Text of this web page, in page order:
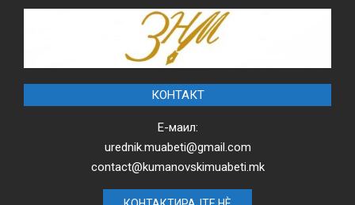
КОНТАКТ
Е-маил:
urednik.muabeti@gmail.com
contact@kumanovskimuabeti.mk